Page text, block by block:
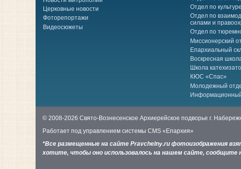
Церковные новости
Фоторепортажи
Видеосюжеты
Отдел по культуре
Отдел по
силами и
Отдел по
Миссионерский
Епархиальный
Воскресная
Школа
КЮС «Спас»
Молодежный
© 2008-2026 Свято-Вознесенское Архиерейское подворье г.
Работает под управлением системы CMS «Епархия»
*Все размещенные на сайте Pravchelny.ru фотоизображения
хотите, чтобы оно использовалось на нашем сайте, сообщите